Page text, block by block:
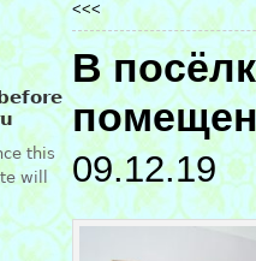
<<<
В
09.12.19